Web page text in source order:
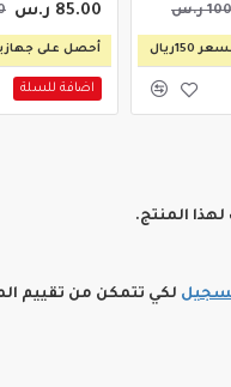
ر.س 85.00 ر.س
أحصل على جهازين
اضافة للسلة
المنتج.
لكي تتمكن من تقييم